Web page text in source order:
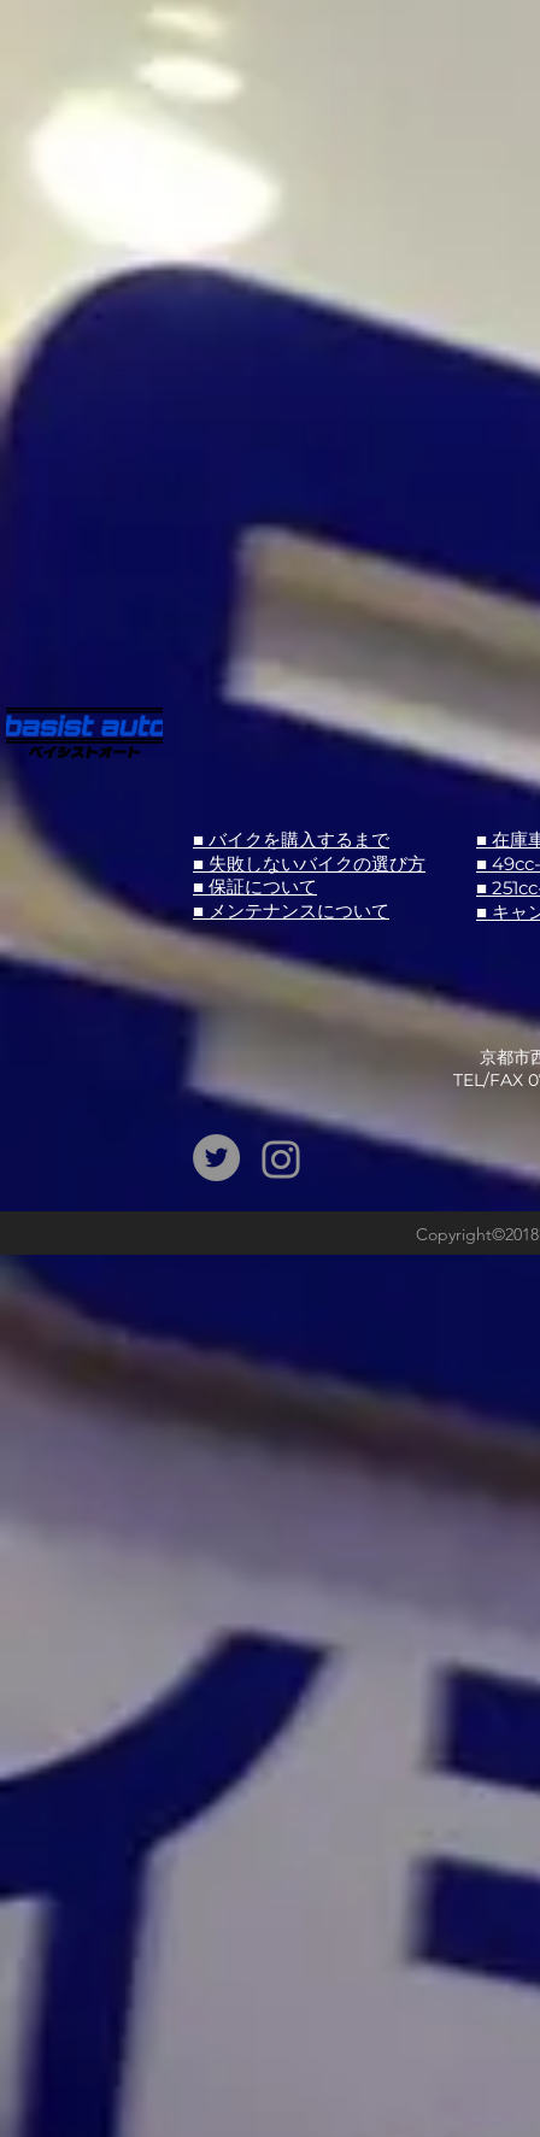
■ バイクを購入するまで
■ 失敗しないバイクの選び方
■ 保証について
■ メンテナンスについて
■ 在庫
■
■
■ キャ
京都市
​TEL/FAX